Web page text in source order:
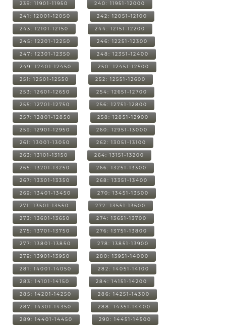
239: 11901-11950 240: 11951-12000
241: 12001-12050 242: 12051-12100
243: 12101-12150 244: 12151-12200
245: 12201-12250 246: 12251-12300
247: 12301-12350 248: 12351-12400
249: 12401-12450 250: 12451-12500
251: 12501-12550 252: 12551-12600
253: 12601-12650 254: 12651-12700
255: 12701-12750 256: 12751-12800
257: 12801-12850 258: 12851-12900
259: 12901-12950 260: 12951-13000
261: 13001-13050 262: 13051-13100
263: 13101-13150 264: 13151-13200
265: 13201-13250 266: 13251-13300
267: 13301-13350 268: 13351-13400
269: 13401-13450 270: 13451-13500
271: 13501-13550 272: 13551-13600
273: 13601-13650 274: 13651-13700
275: 13701-13750 276: 13751-13800
277: 13801-13850 278: 13851-13900
279: 13901-13950 280: 13951-14000
281: 14001-14050 282: 14051-14100
283: 14101-14150 284: 14151-14200
285: 14201-14250 286: 14251-14300
287: 14301-14350 288: 14351-14400
289: 14401-14450 290: 14451-14500